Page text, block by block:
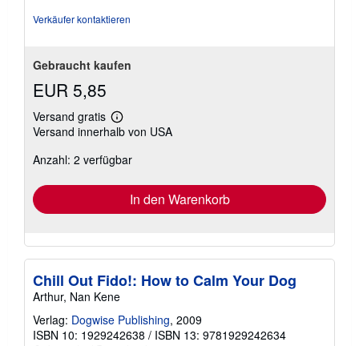
Verkäufer kontaktieren
Gebraucht kaufen
EUR 5,85
Versand gratis
Weitere
Informationen
Versandkosten
Versand innerhalb von USA
Anzahl: 2 verfügbar
In den Warenkorb
Chill Out Fido!: How to Calm Your Dog
Arthur, Nan Kene
Verlag: Dogwise Publishing, 2009
ISBN 10: 1929242638 / ISBN 13: 9781929242634